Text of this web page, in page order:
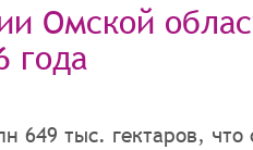
Омской
года
тыс. гектаров, что